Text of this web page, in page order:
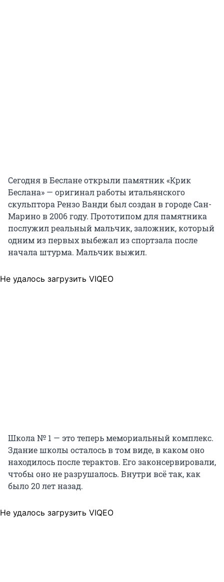
Сегодня в Беслане открыли памятник «Крик
Беслана» — оригинал работы итальянского
скульптора Рензо Ванди был создан в городе Сан-
Марино в 2006 году. Прототипом для памятника
послужил реальный мальчик, заложник, который
одним из первых выбежал из спортзала после
начала штурма. Мальчик выжил.
Не удалось загрузить VIQEO
Школа № 1 — это теперь мемориальный комплекс.
Здание школы осталось в том виде, в каком оно
находилось после терактов. Его законсервировали,
чтобы оно не разрушалось. Внутри всё так, как
было 20 лет назад.
Не удалось загрузить VIQEO